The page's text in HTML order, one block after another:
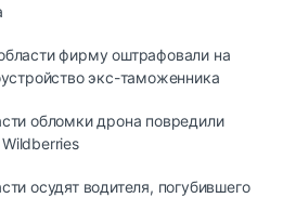
фирму оштрафовали на
экс-таможенника
обломки дрона повредили
осудят водителя, погубившего